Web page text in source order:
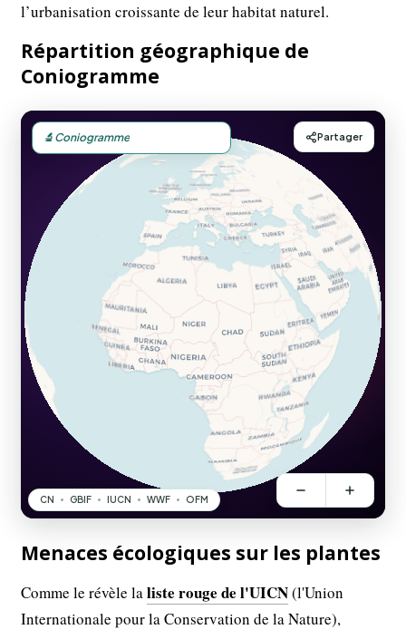
l’urbanisation croissante de leur habitat naturel.
Répartition géographique de
Coniogramme
Menaces écologiques sur les plantes
Comme le révèle laliste rouge de l'UICN(l'Union
Internationale pour la Conservation de la Nature),